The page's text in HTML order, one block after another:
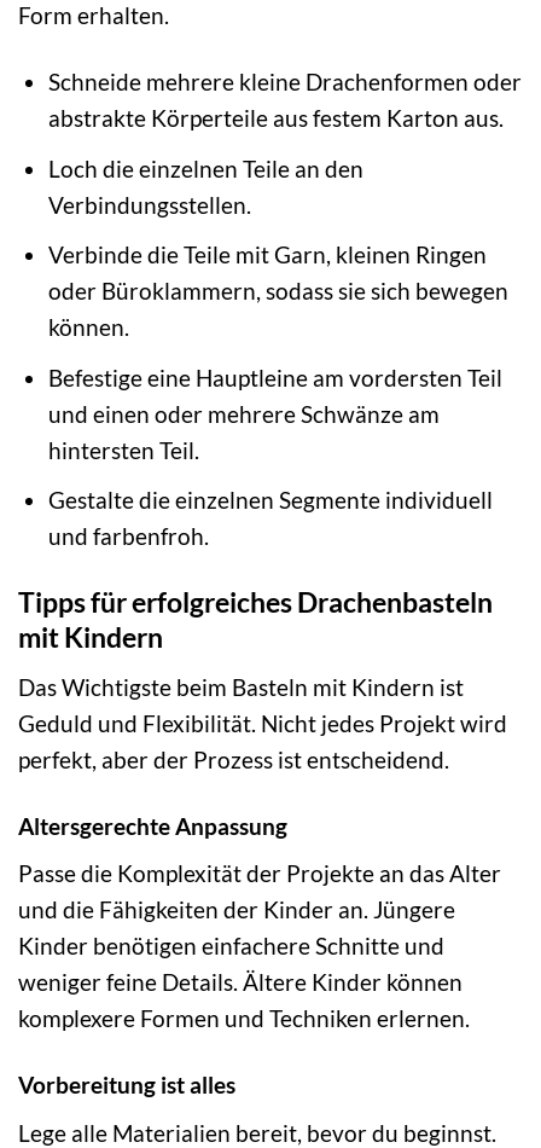
Form erhalten.
Schneide mehrere kleine Drachenformen oder
abstrakte Körperteile aus festem Karton aus.
Loch die einzelnen Teile an den
Verbindungsstellen.
Verbinde die Teile mit Garn, kleinen Ringen
oder Büroklammern, sodass sie sich bewegen
können.
Befestige eine Hauptleine am vordersten Teil
und einen oder mehrere Schwänze am
hintersten Teil.
Gestalte die einzelnen Segmente individuell
und farbenfroh.
Tipps für erfolgreiches Drachenbasteln
mit Kindern
Das Wichtigste beim Basteln mit Kindern ist
Geduld und Flexibilität. Nicht jedes Projekt wird
perfekt, aber der Prozess ist entscheidend.
Altersgerechte Anpassung
Passe die Komplexität der Projekte an das Alter
und die Fähigkeiten der Kinder an. Jüngere
Kinder benötigen einfachere Schnitte und
weniger feine Details. Ältere Kinder können
komplexere Formen und Techniken erlernen.
Vorbereitung ist alles
Lege alle Materialien bereit, bevor du beginnst.